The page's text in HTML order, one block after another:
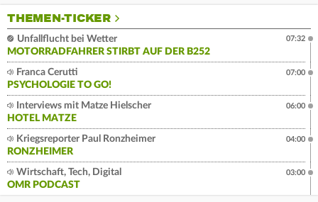
THEMEN-TICKER
Unfallflucht bei Wetter
MOTORRADFAHRER STIRBT AUF DER B252
07:32
Franca Cerutti
PSYCHOLOGIE TO GO!
07:00
Interviews mit Matze Hielscher
HOTEL MATZE
06:00
Kriegsreporter Paul Ronzheimer
RONZHEIMER
04:00
Wirtschaft, Tech, Digital
OMR PODCAST
03:00